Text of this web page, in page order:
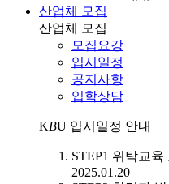
산업체 모집
산업체 모집
모집요강
입시일정
공지사항
입학상담
KBU 입시일정 안내
STEP1 위탁교육
2025.01.20